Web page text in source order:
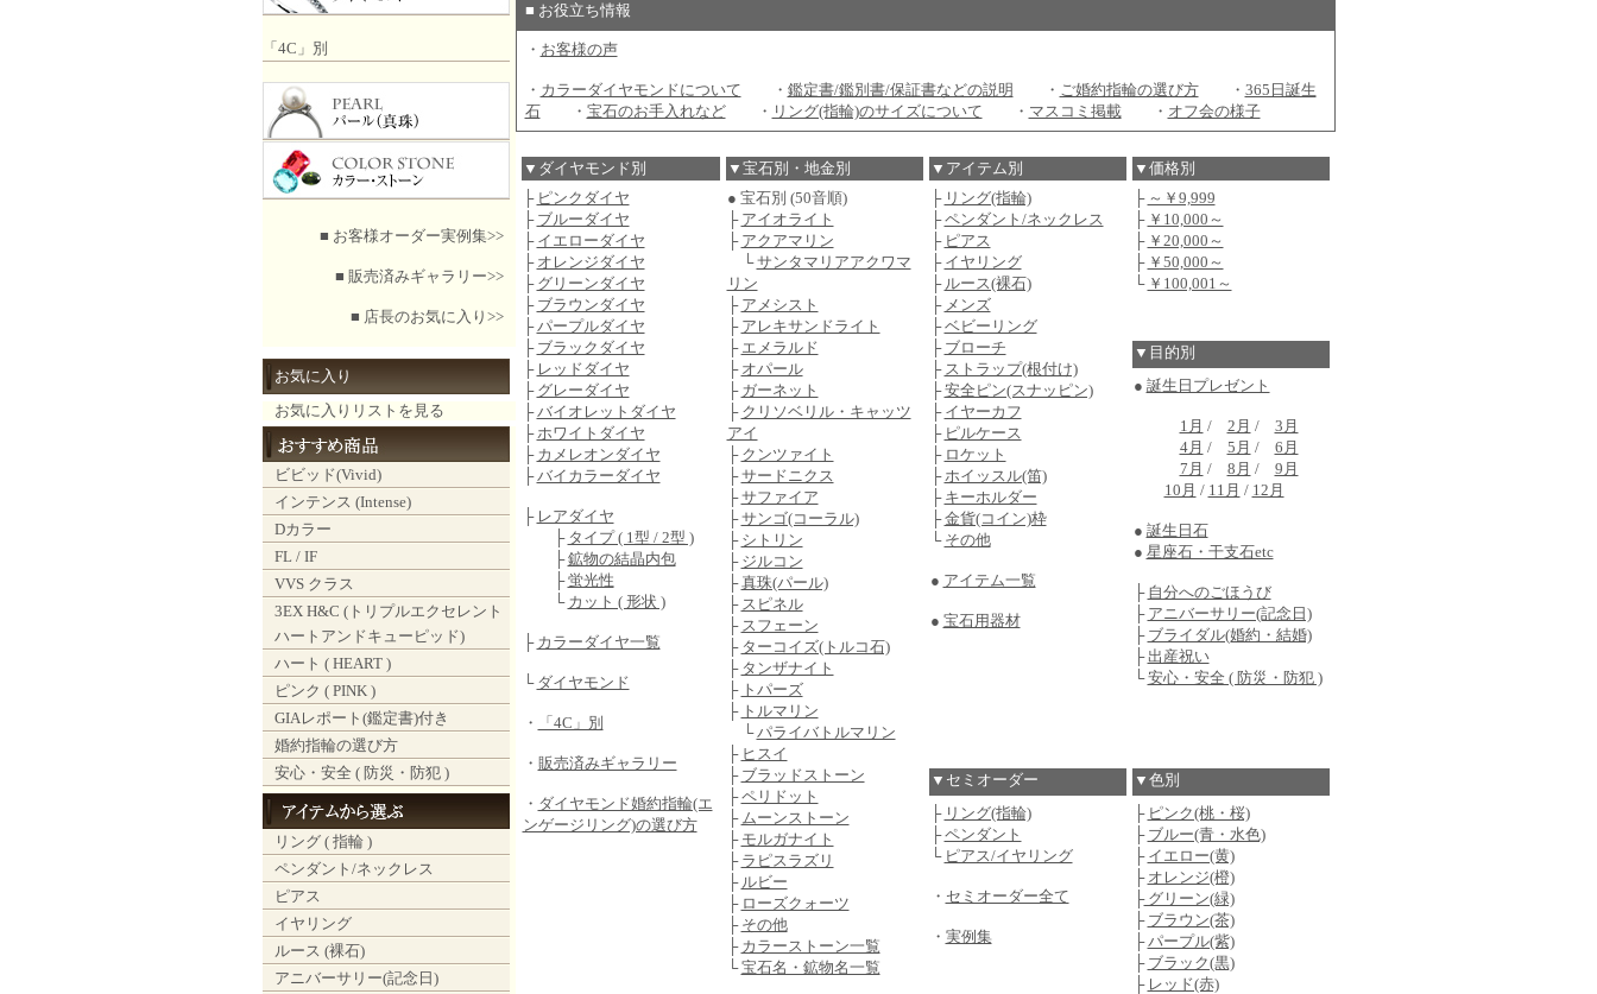
「4C」別
■ お客様オーダー実例集>>
■ 販売済みギャラリー>>
■ 店長のお気に入り>>
お気に入り
お気に入りリストを見る
ビビッド(Vivid)
インテンス (Intense)
Dカラー
FL / IF
VVS クラス
3EX H&C (トリプルエクセレント
ハートアンドキューピッド)
ハート ( HEART )
ピンク ( PINK )
GIAレポート(鑑定書)付き
婚約指輪の選び方
安心・安全 ( 防災・防犯 )
リング ( 指輪 )
ペンダント/ネックレス
ピアス
イヤリング
ルース (裸石)
アニバーサリー(記念日)
■ お役立ち情報
・ お客様の声
・ カラーダイヤモンドについて ・ 鑑定書/鑑別書/保証書などの説明 ・ ご婚約指輪の選び方・ 365日誕生
石・ 宝石のお手入れなど・ リング(指輪)のサイズについて ・ マスコミ掲載・ オフ会の様子
▼ダイヤモンド別 ▼宝石別・地金別 ▼アイテム別
▼価格別
├ ピンクダイヤ
├ ブルーダイヤ
├ イエローダイヤ
├ オレンジダイヤ
├ グリーンダイヤ
├ ブラウンダイヤ
├パープルダイヤ
├ ブラックダイヤ
├ レッドダイヤ
├ グレーダイヤ
├バイオレットダイヤ
├ホワイトダイヤ
├ カメレオンダイヤ
├バイカラーダイヤ
├ レアダイヤ
├ タイプ ( 1型 / 2型 )
├鉱物の結晶内包
├蛍光性
└ カット ( 形状 )
├ カラーダイヤ一覧
└ ダイヤモンド
・ 「4C」別
・ 販売済みギャラリー
・ ダイヤモンド婚約指輪(エ
ンゲージリング)の選び方
● 宝石別 (50音順)
├ アイオライト
├ アクアマリン
└サンタマリアアクワマ
リン
├ アメシスト
├ アレキサンドライト
├ エメラルド
├ オパール
├ ガーネット
├ クリソベリル・キャッツ
アイ
├ クンツァイト
├サードニクス
├サファイア
├サンゴ(コーラル)
├ シトリン
├ ジルコン
├真珠(パール)
├ スピネル
├ スフェーン
├ ターコイズ(トルコ石)
├ タンザナイト
├ トパーズ
├ トルマリン
└パライバトルマリン
├ ヒスイ
├ ブラッドストーン
├ペリドット
├ ムーンストーン
├ モルガナイト
├ ラピスラズリ
├ ルビー
├ ローズクォーツ
├ その他
├ カラーストーン一覧
└宝石名・鉱物名一覧
├ リング(指輪)
├ペンダント/ネックレス
├ ピアス
├ イヤリング
├ ルース(裸石)
├ メンズ
├ベビーリング
├ ブローチ
├ ストラップ(根付け)
├安全ピン(スナッピン)
├ イヤーカフ
├ ピルケース
├ ロケット
├ホイッスル(笛)
├ キーホルダー
├金貨(コイン)枠
└ その他
● アイテム一覧
● 宝石用器材
├ ～￥9,999
├ ￥10,000～
├ ￥20,000～
├ ￥50,000～
└ ￥100,001～
▼目的別
● 誕生日プレゼント
1月 / 2月 / 3月
4月 / 5月 / 6月
7月 / 8月 / 9月
10月 / 11月 / 12月
● 誕生日石
● 星座石・干支石etc
├ 自分へのごほうび
├ アニバーサリー(記念日)
├ ブライダル(婚約・結婚)
├出産祝い
└安心・安全 ( 防災・防犯 )
▼セミオーダー
▼色別
├ リング(指輪)
├ペンダント
└ ピアス/イヤリング
・ セミオーダー全て
・ 実例集
├ ピンク(桃・桜)
├ ブルー(青・水色)
├ イエロー(黄)
├ オレンジ(橙)
├グリーン(緑)
├ ブラウン(茶)
├パープル(紫)
├ ブラック(黒)
├ レッド(赤)